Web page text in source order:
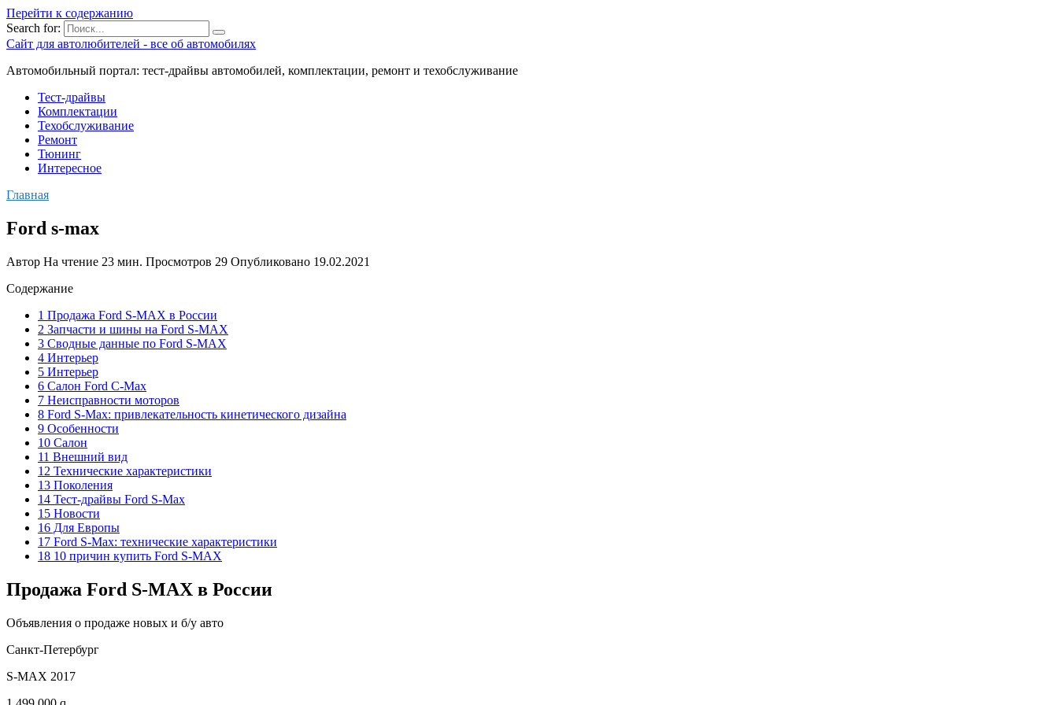
Перейти к содержанию
Search for:
Сайт для автолюбителей - все об автомобилях
Автомобильный портал: тест-драйвы автомобилей, комплектации, ремонт и техобслуживание
Тест-драйвы
Комплектации
Техобслуживание
Ремонт
Тюнинг
Интересное
Главная
Ford s-max
Автор На чтение 23 мин. Просмотров 29 Опубликовано 19.02.2021
Содержание
1 Продажа Ford S-MAX в России
2 Запчасти и шины на Ford S-MAX
3 Сводные данные по Ford S-MAX
4 Интерьер
5 Интерьер
6 Салон Ford C-Max
7 Неисправности моторов
8 Ford S-Max: привлекательность кинетического дизайна
9 Особенности
10 Салон
11 Внешний вид
12 Технические характеристики
13 Поколения
14 Тест-драйвы Ford S-Max
15 Новости
16 Для Европы
17 Ford S-Max: технические характеристики
18 10 причин купить Ford S-MAX
Продажа Ford S-MAX в России
Объявления о продаже новых и б/у авто
Санкт-Петербург
S-MAX 2017